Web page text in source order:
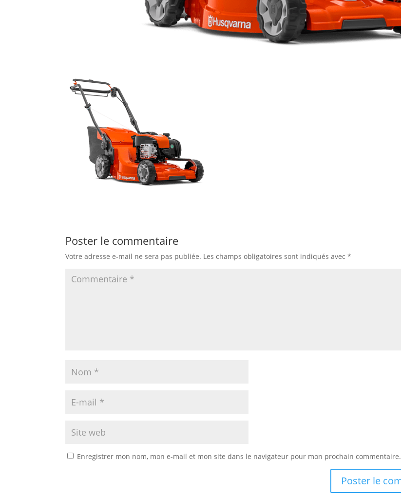
Poster le commentaire
Votre adresse e-mail ne sera pas publiée. Les champs obligatoires sont indiqués avec*
Enregistrer mon nom, mon e-mail et mon site dans le navigateur pour mon prochain commentaire.